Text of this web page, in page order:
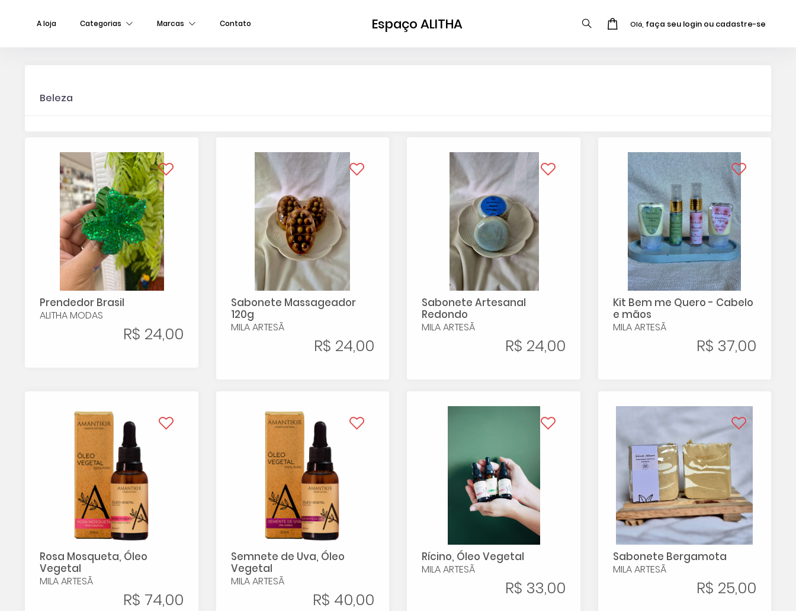
A loja Categorias Marcas Contato Espaço ALITHA Olá, faça seu login ou cadastre-se
Beleza
Prendedor Brasil
ALITHA MODAS
R$ 24,00
Sabonete Massageador
120g
MILA ARTESÃ
R$ 24,00
Sabonete Artesanal
Redondo
MILA ARTESÃ
R$ 24,00
Kit Bem me Quero - Cabelo
e mãos
MILA ARTESÃ
R$ 37,00
Rosa Mosqueta, Óleo
Vegetal
MILA ARTESÃ
R$ 74,00
Semnete de Uva, Óleo
Vegetal
MILA ARTESÃ
R$ 40,00
Rícino, Óleo Vegetal
MILA ARTESÃ
R$ 33,00
Sabonete Bergamota
MILA ARTESÃ
R$ 25,00